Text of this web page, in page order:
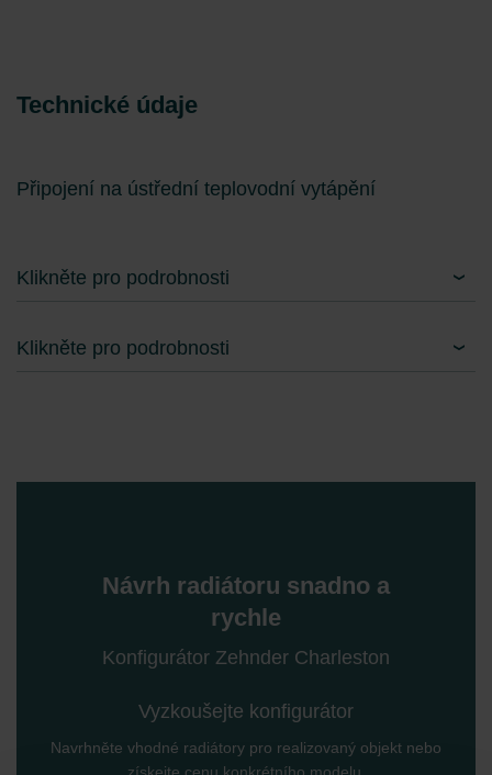
Technické údaje
Připojení na ústřední teplovodní vytápění
Klikněte pro podrobnosti
Klikněte pro podrobnosti
Návrh radiátoru snadno a
rychle
Konfigurátor Zehnder Charleston
Vyzkoušejte konfigurátor
Navrhněte vhodné radiátory pro realizovaný objekt nebo
získejte cenu konkrétního modelu.